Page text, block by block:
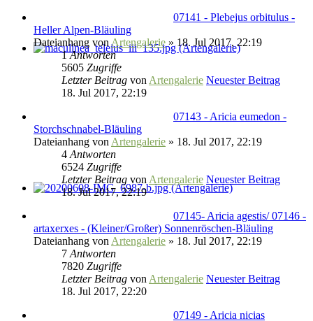
07141 - Plebejus orbitulus -
Heller Alpen-Bläuling
Dateianhang von Artengalerie » 18. Jul 2017, 22:19
1Antworten
5605 Zugriffe
Letzter Beitrag von Artengalerie Neuester Beitrag
18. Jul 2017, 22:19
07143 - Aricia eumedon -
Storchschnabel-Bläuling
Dateianhang von Artengalerie » 18. Jul 2017, 22:19
4 Antworten
6524 Zugriffe
Letzter Beitrag von Artengalerie Neuester Beitrag
18. Jul 2017, 22:19
07145- Aricia agestis/ 07146 -
artaxerxes - (Kleiner/Großer) Sonnenröschen-Bläuling
Dateianhang von Artengalerie » 18. Jul 2017, 22:19
7 Antworten
7820 Zugriffe
Letzter Beitrag von Artengalerie Neuester Beitrag
18. Jul 2017, 22:20
07149 - Aricia nicias